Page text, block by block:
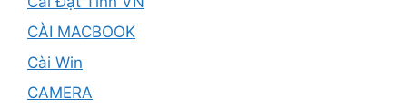
CÀI MACBOOK
Cài Win
CAMERA